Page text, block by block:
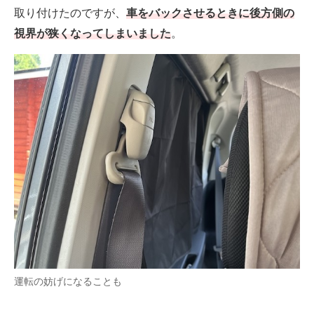
取り付けたのですが、 車をバックさせるときに後方側の
視界が狭くなってしまいました。
運転の妨げになることも